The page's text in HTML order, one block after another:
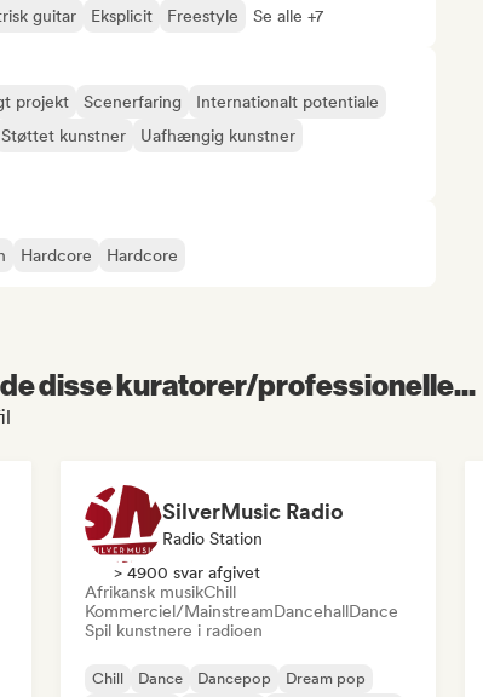
guitar Eksplicit Freestyle Se alle +7
projekt Scenerfaring
Internationalt potentiale
Støttet kunstner
Uafhængig kunstner
Hardcore Hardcore
disse kuratorer/professionelle...
SilverMusic Radio
Radio Station
> 4900 svar afgivet
Afrikansk musikChill
Kommerciel/MainstreamDancehallDance
Spil kunstnere i radioen
Chill Dance Dancepop
Dream pop